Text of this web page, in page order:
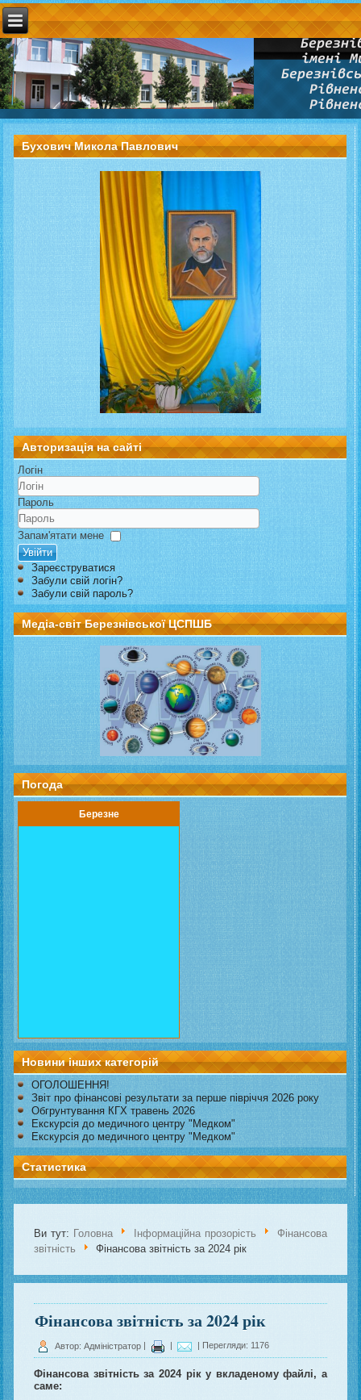
Бухович Микола Павлович
Авторизація на сайті
Логін
Пароль
Запам'ятати мене
Увійти
Зареєструватися
Забули свій логін?
Забули свій пароль?
Медіа-світ Березнівської ЦСПШБ
Погода
Березне
Новини інших категорій
ОГОЛОШЕННЯ!
Звіт про фінансові результати за перше півріччя 2026 року
Обгрунтування КГХ травень 2026
Екскурсія до медичного центру "Медком"
Екскурсія до медичного центру "Медком"
Статистика
Ви тут: Головна Інформаційна прозорість
Фінансова
звітність
Фінансова звітність за 2024 рік
Фінансова звітність за 2024 рік
Автор: Адміністратор | Перегляди: 1176
Фінансова звітність за 2024 рік у вкладеному файлі, а
саме: